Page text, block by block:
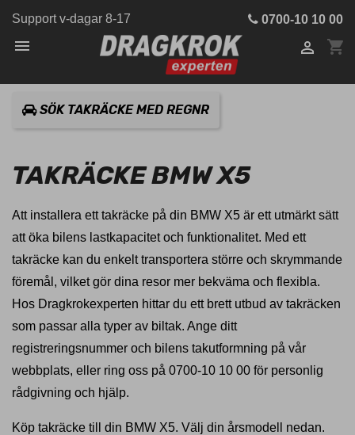
Support v-dagar 8-17 0700-10 10 00
 shopping_cart

SÖK TAKRÄCKE MED REGNR
TAKRÄCKE BMW X5
Att installera ett takräcke på din BMW X5 är ett utmärkt sätt
att öka bilens lastkapacitet och funktionalitet. Med ett
takräcke kan du enkelt transportera större och skrymmande
föremål, vilket gör dina resor mer bekväma och flexibla.
Hos Dragkrokexperten hittar du ett brett utbud av takräcken
som passar alla typer av biltak. Ange ditt
registreringsnummer och bilens takutformning på vår
webbplats, eller ring oss på 0700-10 10 00 för personlig
rådgivning och hjälp.
Köp takräcke till din BMW X5. Välj din årsmodell nedan.